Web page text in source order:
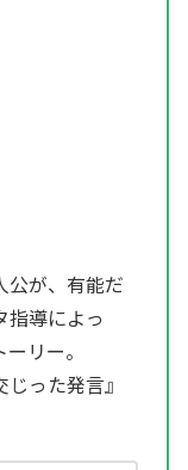
公が、有能だ
指導によっ
リー。
った発言』